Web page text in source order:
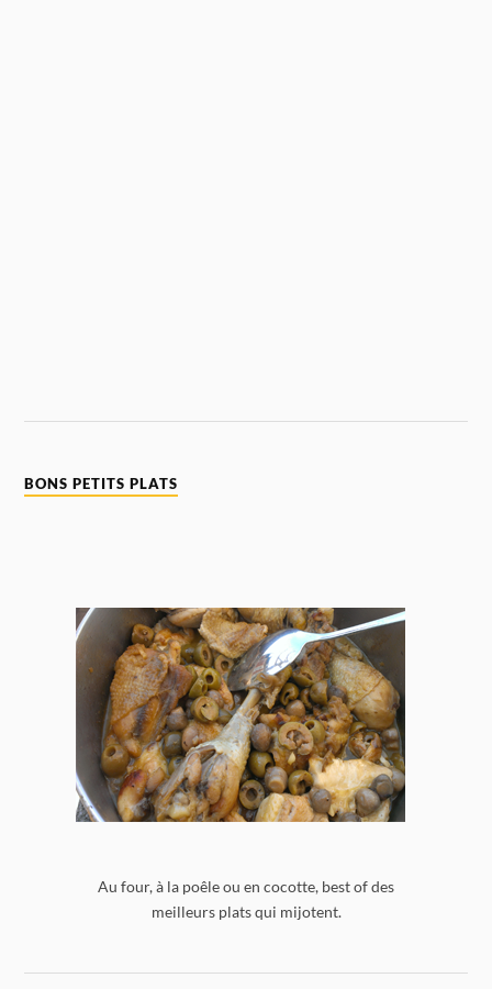
BONS PETITS PLATS
Au four, à la poêle ou en cocotte, best of des
meilleurs plats qui mijotent.